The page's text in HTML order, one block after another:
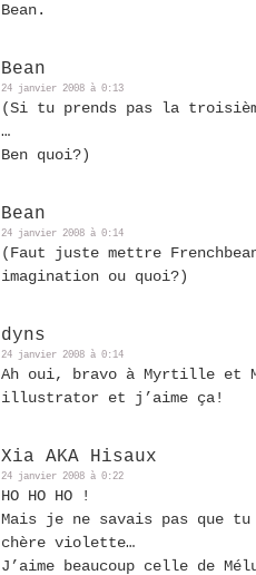
Bean.
Bean
24 janvier 2008 à 0:13
(Si tu prends pas la
…
Ben quoi?)
Bean
24 janvier 2008 à 0:14
(Faut juste mettre
imagination ou quoi?)
dyns
24 janvier 2008 à 0:14
Ah oui, bravo à Myrtille et
illustrator et j’aime ça!
Xia AKA Hisaux
24 janvier 2008 à 0:22
HO HO HO !
Mais je ne savais pas que tu
chère violette…
J’aime beaucoup celle de